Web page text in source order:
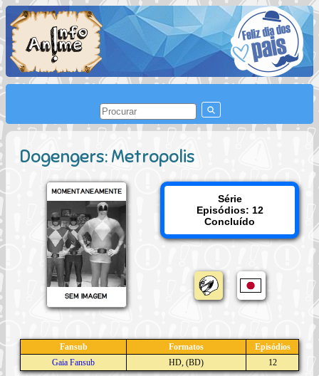
Dogengers: Metropolis
Série
Episódios: 12
Concluído
Fansub Formatos
Episódios
Gaia Fansub
HD, (BD) 12